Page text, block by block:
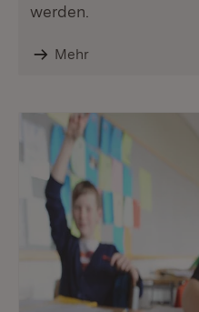
werden.
Mehr